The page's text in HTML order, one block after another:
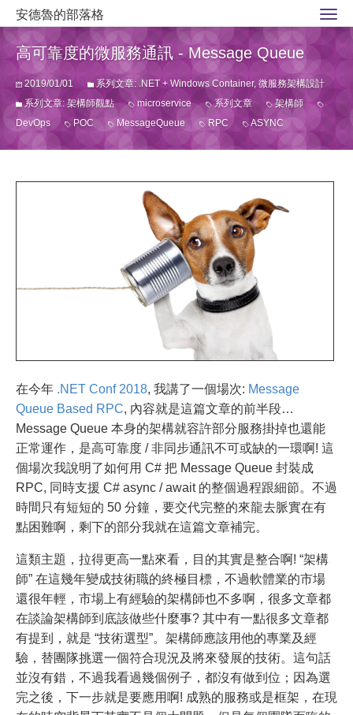
安德魯的部落格
高可靠度的微服務通訊 - Message Queue
2019/01/01
系列文章: .NET + Windows Container, 微服務架構設計
系列文章: 架構師觀點
microservice 系列文章
架構師
DevOps
POC MessageQueue RPC ASYNC
在今年 .NET Conf 2018, 我講了一個場次: Message
Queue Based RPC, 內容就是這篇文章的前半段…
Message Queue 本身的架構就容許部分服務掛掉也還能
正常運作，是高可靠度 / 非同步通訊不可或缺的一環啊! 這
個場次我說明了如何用 C# 把 Message Queue 封裝成
RPC, 同時支援 C# async / await 的整個過程跟細節。不過
時間只有短短的 50 分鐘，要交代完整的來龍去脈實在有
點困難啊，剩下的部分我就在這篇文章補完。
這類主題，拉得更高一點來看，目的其實是整合啊! “架構
師” 在這幾年變成技術職的終極目標，不過軟體業的市場
還很年輕，市場上有經驗的架構師也不多啊，很多文章都
在談論架構師到底該做些什麼事? 其中有一點很多文章都
有提到，就是 “技術選型”。架構師應該用他的專業及經
驗，替團隊挑選一個符合現況及將來發展的技術。這句話
並沒有錯，不過我看過幾個例子，都沒有做到位；因為選
完之後，下一步就是要應用啊! 成熟的服務或是框架，在現